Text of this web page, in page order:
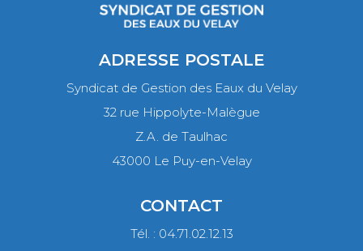
ADRESSE POSTALE
Syndicat de Gestion des Eaux du Velay
32 rue Hippolyte-Malègue
Z.A. de Taulhac
43000 Le Puy-en-Velay
CONTACT
Tél. : 04.71.02.12.13